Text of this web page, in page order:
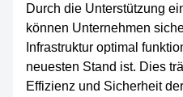
Durch die Unterstützung
können Unternehmen
Infrastruktur optimal
neuesten Stand ist. Dies
Effizienz und Sicherheit